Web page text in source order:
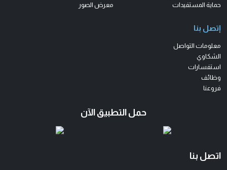
حماية المستفيدات
معرض الصور
إتصل بنا
معلومات التواصل
الشكاوي
استفسارات
وظائف
فروعنا
حمل التطبيق الآن
اتصل بنا